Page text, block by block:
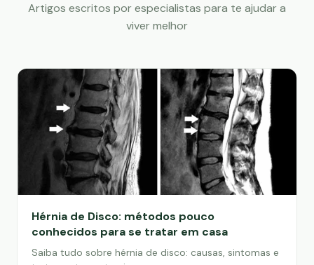
Artigos escritos por especialistas para te ajudar a
viver melhor
Hérnia de Disco: métodos pouco
conhecidos para se tratar em casa
Saiba tudo sobre hérnia de disco: causas, sintomas e